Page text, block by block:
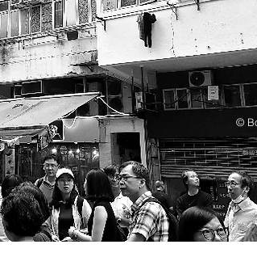
©